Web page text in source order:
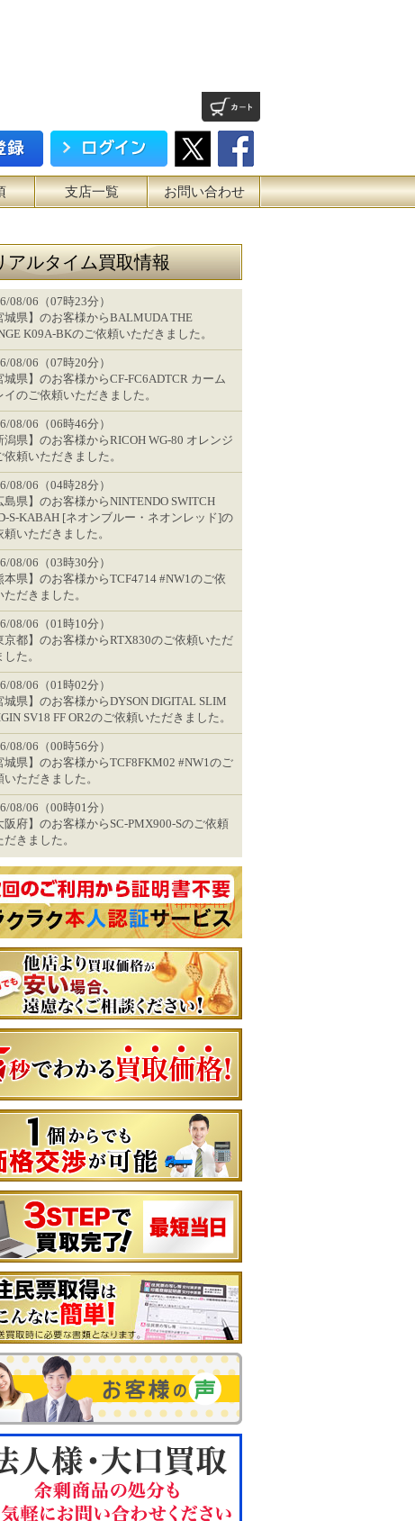
支店一覧 お問い合わせ
アルタイム買取情報
08/06（07時23分）
城県】のお客様からBALMUDA THE
K09A-BKのご依頼いただきました。
08/06（07時20分）
城県】のお客様からCF-FC6ADTCR カーム
イのご依頼いただきました。
08/06（06時46分）
潟県】のお客様からRICOH WG-80 オレンジ
依頼いただきました。
08/06（04時28分）
島県】のお客様からNINTENDO SWITCH
S-KABAH [ネオンブルー・ネオンレッド]の
頼いただきました。
08/06（03時30分）
本県】のお客様からTCF4714 #NW1のご依
ただきました。
08/06（01時10分）
京都】のお客様からRTX830のご依頼いただ
した。
08/06（01時02分）
城県】のお客様からDYSON DIGITAL SLIM
SV18 FF OR2のご依頼いただきました。
08/06（00時56分）
城県】のお客様からTCF8FKM02 #NW1のご
いただきました。
08/06（00時01分）
阪府】のお客様からSC-PMX900-Sのご依頼
だきました。